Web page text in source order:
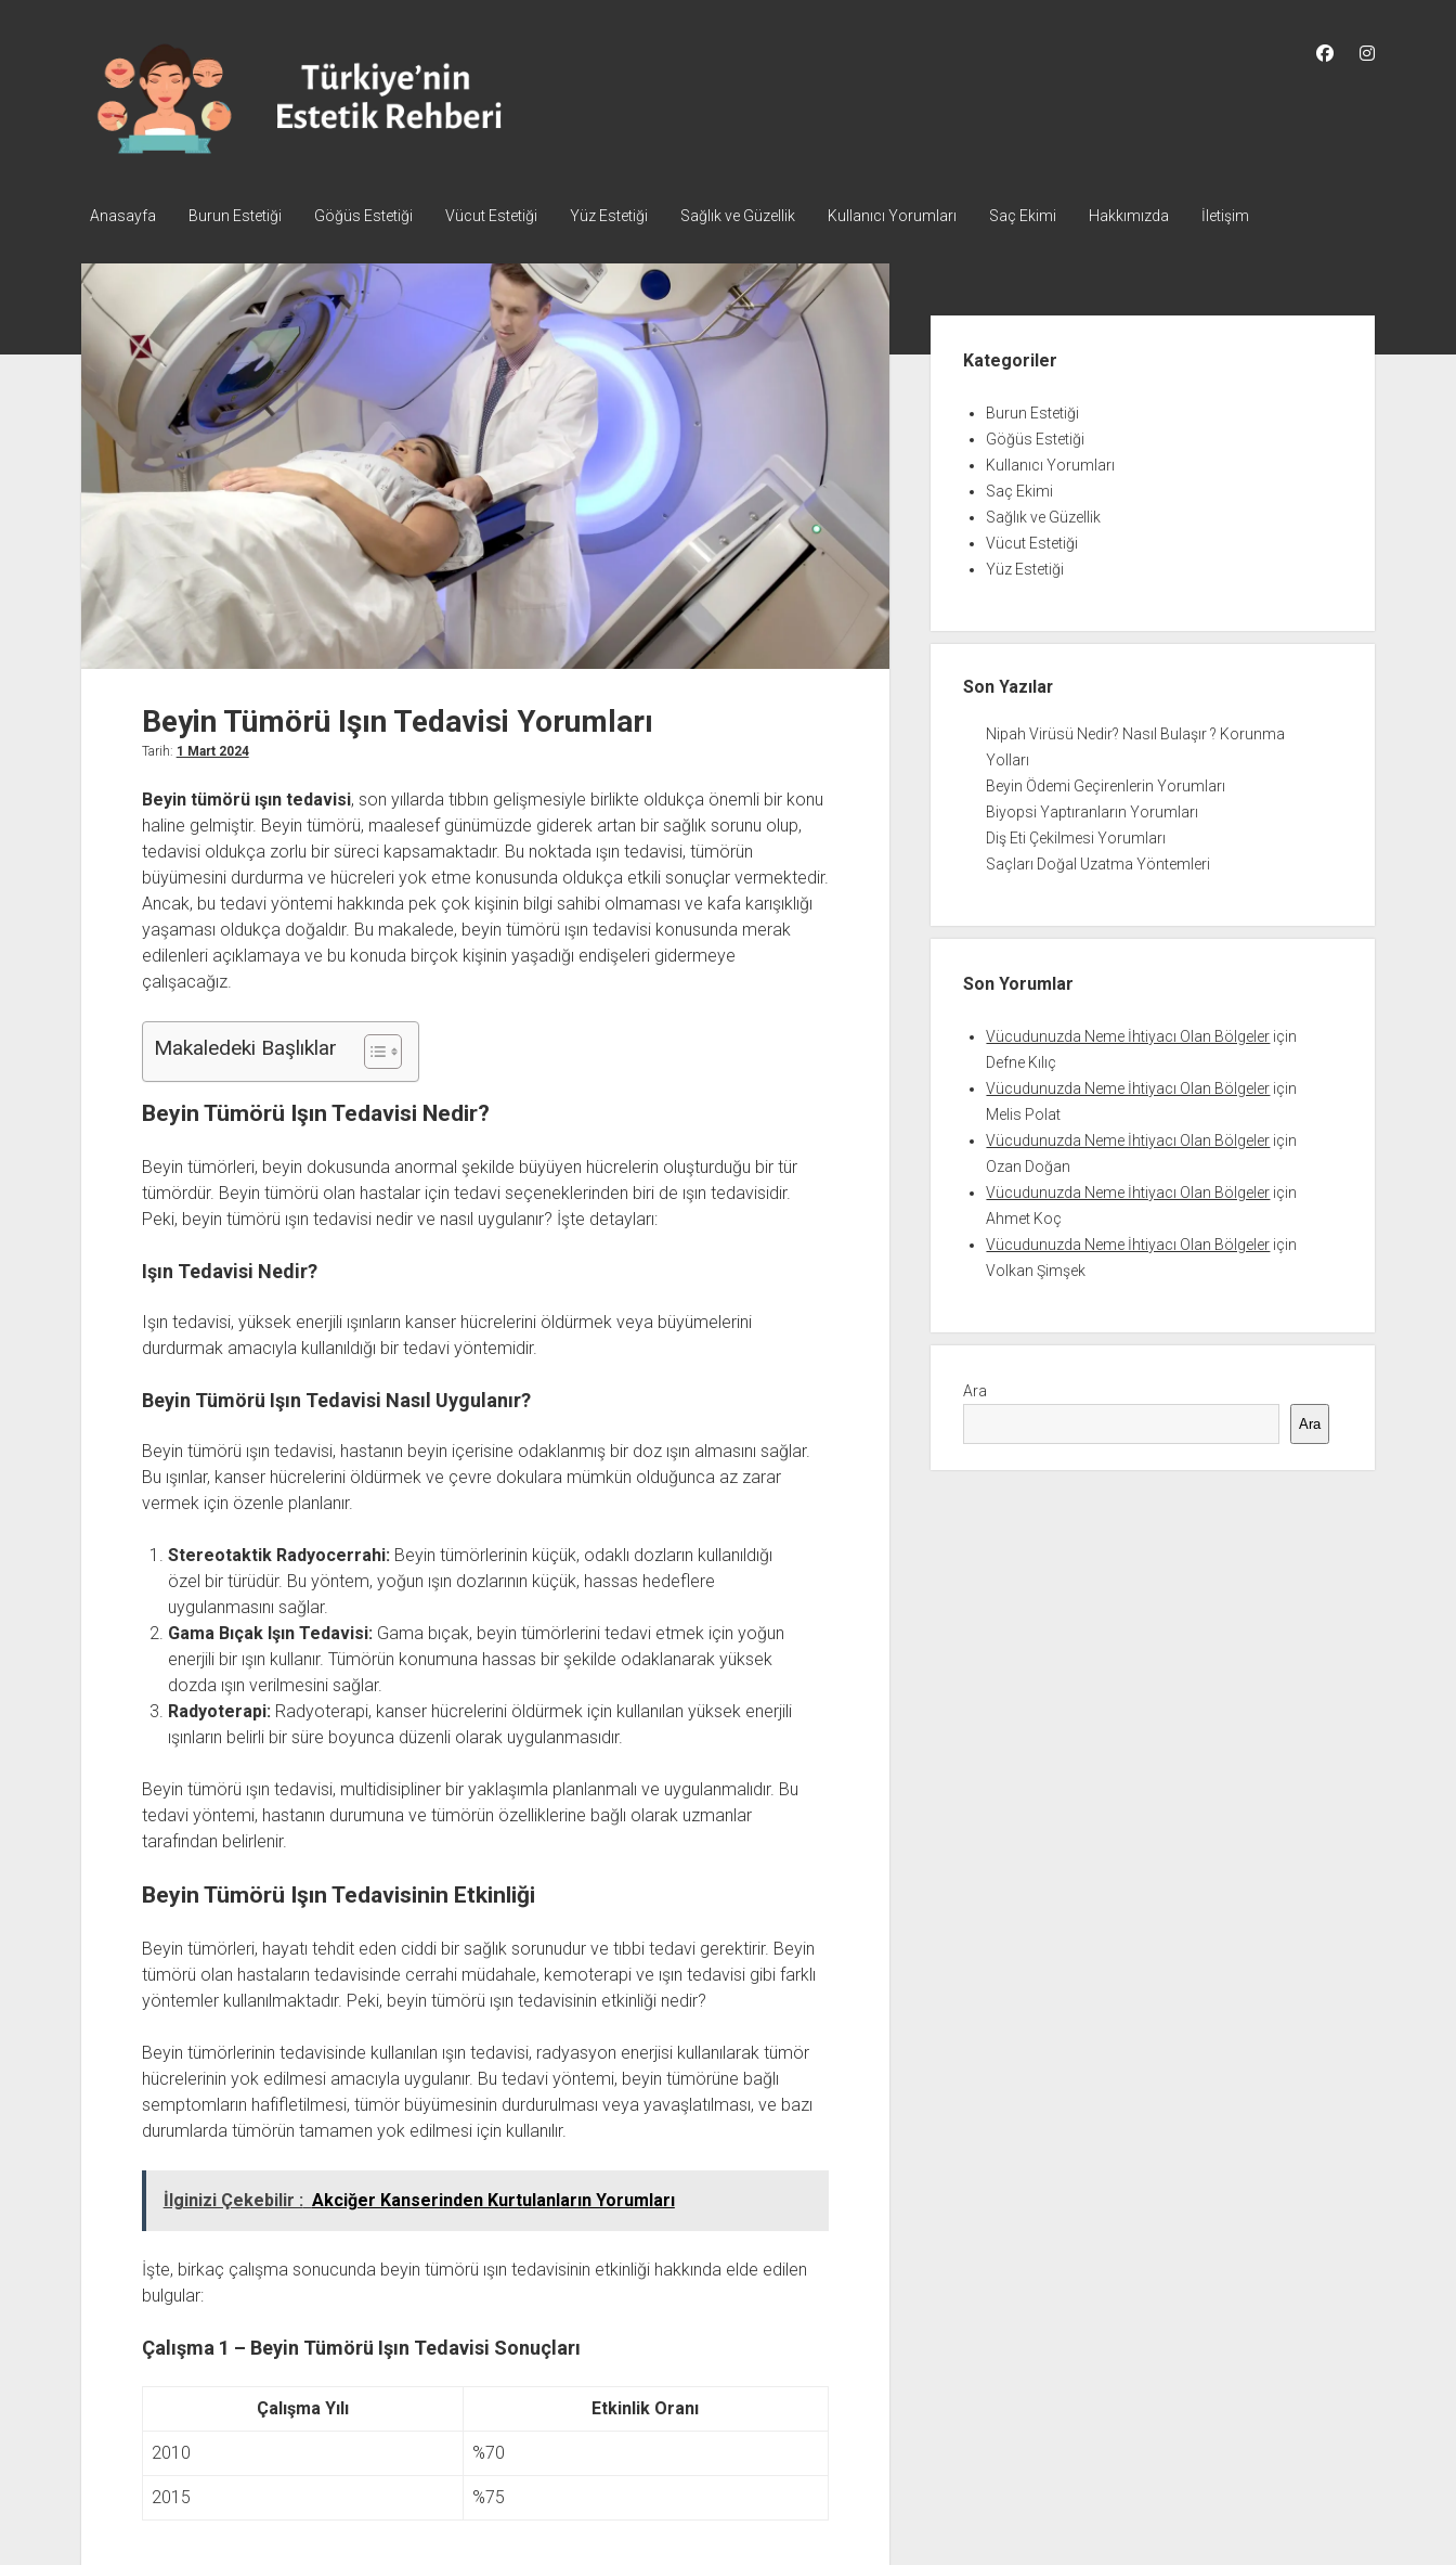
Türkiye'nin
Estetik
Rehberi
facebookinstagram
Anasayfa Burun Estetiği Göğüs Estetiği Vücut Estetiği Yüz Estetiği Sağlık ve Güzellik Kullanıcı Yorumları Saç Ekimi Hakkımızda İletişim
Beyin Tümörü Işın Tedavisi Yorumları
Tarih: 1 Mart 2024
Beyin tümörü ışın tedavisi, son yıllarda tıbbın gelişmesiyle birlikte oldukça önemli bir konu
haline gelmiştir. Beyin tümörü, maalesef günümüzde giderek artan bir sağlık sorunu olup,
tedavisi oldukça zorlu bir süreci kapsamaktadır. Bu noktada ışın tedavisi, tümörün
büyümesini durdurma ve hücreleri yok etme konusunda oldukça etkili sonuçlar vermektedir.
Ancak, bu tedavi yöntemi hakkında pek çok kişinin bilgi sahibi olmaması ve kafa karışıklığı
yaşaması oldukça doğaldır. Bu makalede, beyin tümörü ışın tedavisi konusunda merak
edilenleri açıklamaya ve bu konuda birçok kişinin yaşadığı endişeleri gidermeye
çalışacağız.
Makaledeki Başlıklar
Beyin Tümörü Işın Tedavisi Nedir?
Beyin tümörleri, beyin dokusunda anormal şekilde büyüyen hücrelerin oluşturduğu bir tür
tümördür. Beyin tümörü olan hastalar için tedavi seçeneklerinden biri de ışın tedavisidir.
Peki, beyin tümörü ışın tedavisi nedir ve nasıl uygulanır? İşte detayları:
Işın Tedavisi Nedir?
Işın tedavisi, yüksek enerjili ışınların kanser hücrelerini öldürmek veya büyümelerini
durdurmak amacıyla kullanıldığı bir tedavi yöntemidir.
Beyin Tümörü Işın Tedavisi Nasıl Uygulanır?
Beyin tümörü ışın tedavisi, hastanın beyin içerisine odaklanmış bir doz ışın almasını sağlar.
Bu ışınlar, kanser hücrelerini öldürmek ve çevre dokulara mümkün olduğunca az zarar
vermek için özenle planlanır.
Stereotaktik Radyocerrahi: Beyin tümörlerinin küçük, odaklı dozların kullanıldığı
özel bir türüdür. Bu yöntem, yoğun ışın dozlarının küçük, hassas hedeflere
uygulanmasını sağlar.
Gama Bıçak Işın Tedavisi: Gama bıçak, beyin tümörlerini tedavi etmek için yoğun
enerjili bir ışın kullanır. Tümörün konumuna hassas bir şekilde odaklanarak yüksek
dozda ışın verilmesini sağlar.
Radyoterapi: Radyoterapi, kanser hücrelerini öldürmek için kullanılan yüksek enerjili
ışınların belirli bir süre boyunca düzenli olarak uygulanmasıdır.
Beyin tümörü ışın tedavisi, multidisipliner bir yaklaşımla planlanmalı ve uygulanmalıdır. Bu
tedavi yöntemi, hastanın durumuna ve tümörün özelliklerine bağlı olarak uzmanlar
tarafından belirlenir.
Beyin Tümörü Işın Tedavisinin Etkinliği
Beyin tümörleri, hayatı tehdit eden ciddi bir sağlık sorunudur ve tıbbi tedavi gerektirir. Beyin
tümörü olan hastaların tedavisinde cerrahi müdahale, kemoterapi ve ışın tedavisi gibi farklı
yöntemler kullanılmaktadır. Peki, beyin tümörü ışın tedavisinin etkinliği nedir?
Beyin tümörlerinin tedavisinde kullanılan ışın tedavisi, radyasyon enerjisi kullanılarak tümör
hücrelerinin yok edilmesi amacıyla uygulanır. Bu tedavi yöntemi, beyin tümörüne bağlı
semptomların hafifletilmesi, tümör büyümesinin durdurulması veya yavaşlatılması, ve bazı
durumlarda tümörün tamamen yok edilmesi için kullanılır.
İlginizi Çekebilir : Akciğer Kanserinden Kurtulanların Yorumları
İşte, birkaç çalışma sonucunda beyin tümörü ışın tedavisinin etkinliği hakkında elde edilen
bulgular:
Çalışma 1 – Beyin Tümörü Işın Tedavisi Sonuçları
Çalışma Yılı Etkinlik Oranı
2010 %70
2015 %75
MenüKategoriler
Burun Estetiği
Göğüs Estetiği
Kullanıcı Yorumları
Saç Ekimi
Sağlık ve Güzellik
Vücut Estetiği
Yüz Estetiği
Son Yazılar
Nipah Virüsü Nedir? Nasıl Bulaşır ? Korunma
Yolları
Beyin Ödemi Geçirenlerin Yorumları
Biyopsi Yaptıranların Yorumları
Diş Eti Çekilmesi Yorumları
Saçları Doğal Uzatma Yöntemleri
Son Yorumlar
Vücudunuzda Neme İhtiyacı Olan Bölgeler için
Defne Kılıç
Vücudunuzda Neme İhtiyacı Olan Bölgeler için
Melis Polat
Vücudunuzda Neme İhtiyacı Olan Bölgeler için
Ozan Doğan
Vücudunuzda Neme İhtiyacı Olan Bölgeler için
Ahmet Koç
Vücudunuzda Neme İhtiyacı Olan Bölgeler için
Volkan Şimşek
Ara
Ara